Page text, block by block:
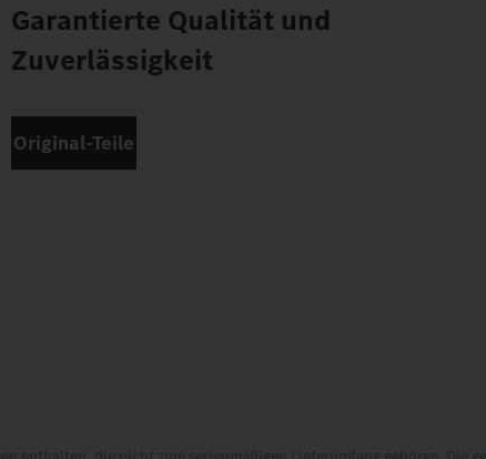
Garantierte Qualität und
Zuverlässigkeit
Original-Teile